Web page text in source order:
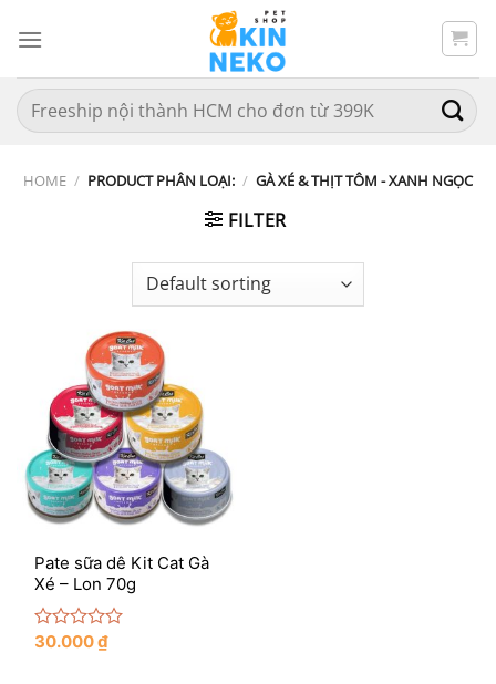
đến
dung
Search
for:
HOME / PRODUCT PHÂN LOẠI: / GÀ XÉ & THỊT TÔM - XANH NGỌC
FILTER
Pate sữa dê Kit Cat Gà
Xé – Lon 70g
Rated
30.000₫